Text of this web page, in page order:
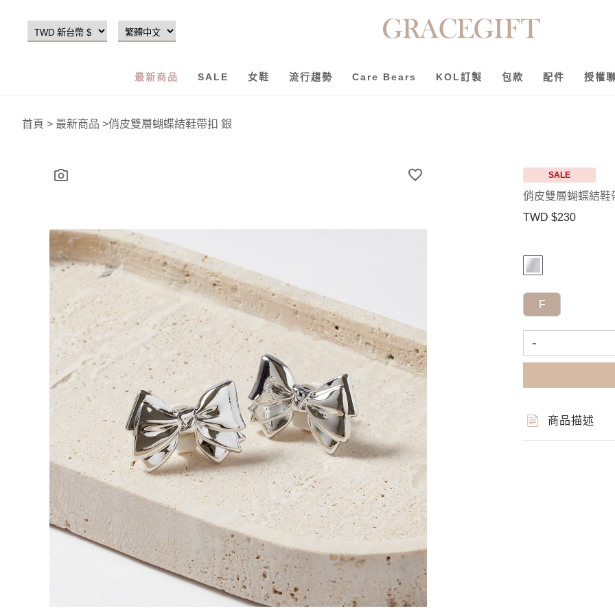
最新商品 SALE 女鞋 流行趨勢 Care Bears KOL訂製 包款 配件 授權
首頁 > 最新商品 >俏皮雙層蝴蝶結鞋帶扣 銀
SALE
TWD $230
F
-
商品描述